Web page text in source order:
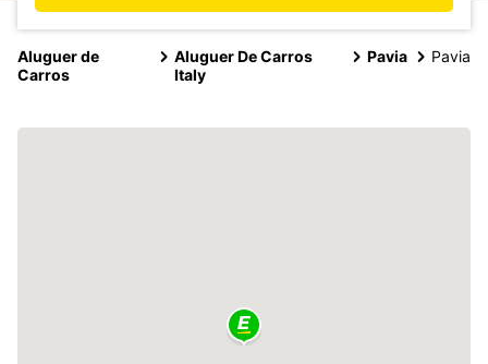
Aluguer de
Carros
Aluguer De Carros
Italy
Pavia Pavia